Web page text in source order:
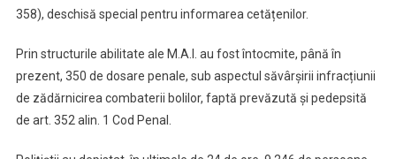
358), deschisă special pentru informarea cetățenilor.
Prin structurile abilitate ale M.A.I. au fost întocmite, până în
prezent, 350 de dosare penale, sub aspectul săvârșirii infracțiunii
de zădărnicirea combaterii bolilor, faptă prevăzută şi pedepsită
de art. 352 alin. 1 Cod Penal.